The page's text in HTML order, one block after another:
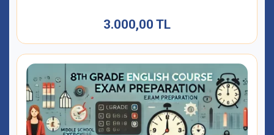
3.000,00 TL
3.000,00 TL İncele